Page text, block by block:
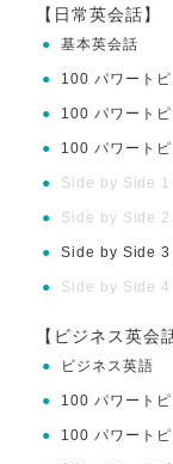
【日常英会話】
● 基本英会話
● 100 パワート
● 100 パワート
● 100 パワート
● Side by Side
● Side by Side
● Side by Side
● Side by Side
【ビジネス英会
● ビジネス英語
● 100 パワート
● 100 パワート